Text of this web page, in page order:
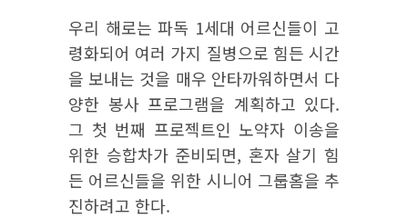
우리 해로는 파독 1세대 어르신들이 고
령화되어 여러 가지 질병으로 힘든 시간
을 보내는 것을 매우 안타까워하면서 다
양한 봉사 프로그램을 계획하고 있다.
그 첫 번째 프로젝트인 노약자 이송을
위한 승합차가 준비되면, 혼자 살기 힘
든 어르신들을 위한 시니어 그룹홈을 추
진하려고 한다.